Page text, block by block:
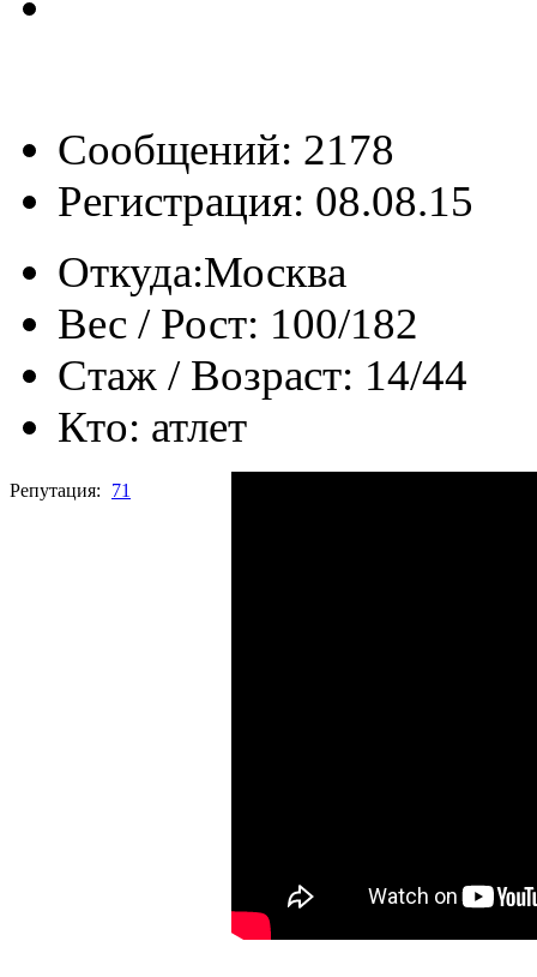
Сообщений: 2178
Регистрация: 08.08.15
Откуда:Москва
Вес / Рост: 100/182
Стаж / Возраст: 14/44
Кто: атлет
Репутация: 71